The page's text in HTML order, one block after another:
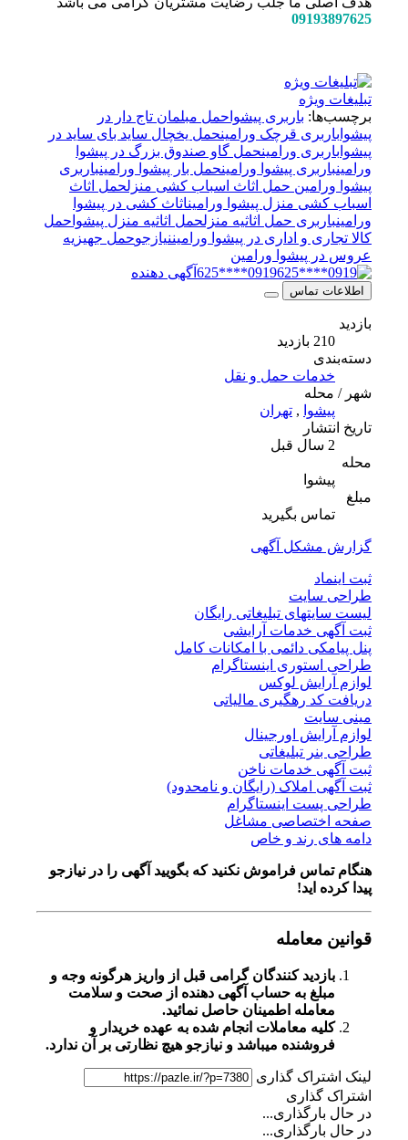
09193897625
تبلیغات ویژه
برچسب‌ها:باربری پیشوا حمل مبلمان تاج دار در
باربری قرچک ورامینحمل یخچال ساید بای ساید در
باربری ورامینحمل گاو صندوق بزرگ در پیشوا
ورامینباربری پیشوا ورامینحمل بار پیشوا ورامینباربری
پیشوا ورامین حمل اثاث اسباب کشی منزل حمل اثاث
اسباب کشی منزل پیشوا ورامیناثاث کشی در پیشوا
ورامینباربری حمل اثاثیه منزلحمل اثاثیه منزل پیشوا حمل
کالا تجاری و اداری در پیشوا ورامیننیازجوحمل جهیزیه
عروس در پیشوا ورامین
0919****625
آگهی دهنده
اطلاعات تماس
دسته‌بندی
خدمات حمل و نقل
شهر / محله
,تهران
تاریخ انتشار
تماس بگیرید
گزارش مشکل آگهی
ثبت اینماد
طراحی سایت
لیست سایتهای تبلیغاتی رایگان
ثبت آگهی خدمات آرایشی
پنل پیامکی دائمی با امکانات کامل
طراحی استوری اینستاگرام
لوازم آرایش لوکس
دریافت کد رهگیری مالیاتی
مینی سایت
لوازم آرایش اورجینال
طراحی بنر تبلیغاتی
ثبت آگهی خدمات ناخن
ثبت آگهی املاک (رایگان و نامحدود)
طراحی پست اینستاگرام
صفحه اختصاصی مشاغل
دامه های رند و خاص
هنگام تماس فراموش نکنید که بگویید آگهی را در نیازجو
پیدا کرده اید!
قوانین معامله
بازدید کنندگان گرامی قبل از واریز هرگونه وجه و
مبلغ به حساب آگهی دهنده از صحت و سلامت
معامله اطمینان حاصل نمائید.
کلیه معاملات انجام شده به عهده خریدار و
فروشنده میباشد و نیازجو هیچ نظارتی بر آن ندارد.
لینک اشتراک گذاری
اشتراک گذاری
در حال بارگذاری...
در حال بارگذاری...